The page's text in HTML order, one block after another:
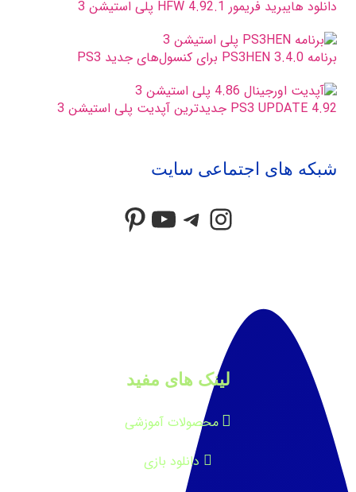
دانلود هایبرید فریمور HFW 4.92.1 پلی استیشن 3
برنامه PS3HEN 3.4.0 برای کنسول‌های جدید PS3
PS3 UPDATE 4.92 جدیدترین آپدیت پلی استیشن 3
شبکه های اجتماعی سایت
Instagram
Telegram
YouTube
Pinterest
لینک های مفید
محصولات آموزشی
دانلود بازی